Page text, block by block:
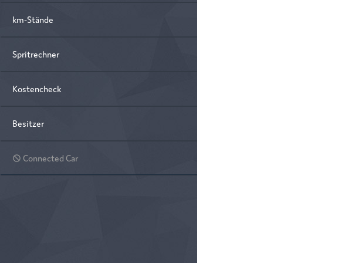
km-Stände
Spritrechner
Kostencheck
Besitzer
do_not_disturb Connected Car